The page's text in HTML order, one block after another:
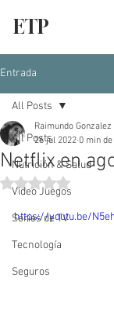
ETP
Entrada
All Posts
Nutrición & Salud
Video Juegos
Series de TV
Tecnología
Seguros
All Posts
Netflix en
Raimundo Gonzalez
26 jul 2022 0 min
Obtuvo NaN de 5
https://youtu.be/